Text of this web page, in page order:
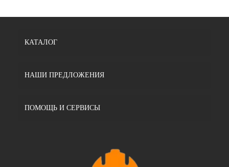
КАТАЛОГ
НАШИ ПРЕДЛОЖЕНИЯ
ПОМОЩЬ И СЕРВИСЫ